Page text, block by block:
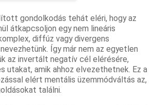
gondolkodás tehát eléri, hogy az
átkapcsoljon egy nem lineáris
diffúz vagy divergens
Így már nem az egyetlen
az invertált negatív cél elérésére,
utakat, amik ahhoz elvezethetnek. Ez a
elért mentális üzemmódváltás az,
találni.